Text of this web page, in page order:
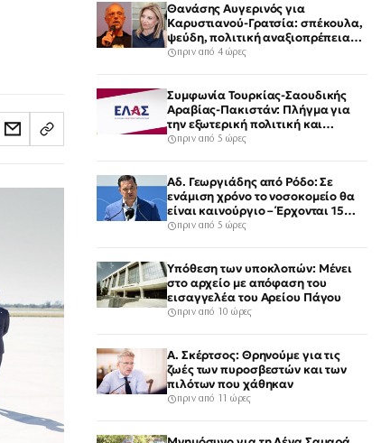
Θανάσης Αυγερινός για
Καρυστιανού-Γρατσία: σπέκουλα,
ψεύδη, πολιτική αναξιοπρέπεια
και ανεπίδεκτες μαθήσεως
πριν από 4 ώρες
Συμφωνία Τουρκίας-Σαουδικής
Αραβίας-Πακιστάν: Πλήγμα για
την εξωτερική πολιτική και
πρόκληση για την Αθήνα, λέει η
πριν από 5 ώρες
Αδ. Γεωργιάδης από Ρόδο: Σε
ενάμιση χρόνο το νοσοκομείο θα
είναι καινούργιο – Έρχονται 15
νοσηλευτές και ενισχύεται το
πριν από 5 ώρες
Υπόθεση των υποκλοπών: Μένει
στο αρχείο με απόφαση του
εισαγγελέα του Αρείου Πάγου
πριν από 10 ώρες
Α. Σκέρτσος: Θρηνούμε για τις
ζωές των πυροσβεστών και των
πιλότων που χάθηκαν
πριν από 11 ώρες